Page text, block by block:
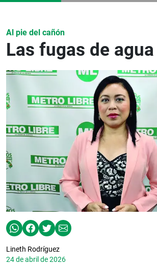
Al pie del cañón
Las fugas de
Lineth Rodríguez
24 de abril de 2026